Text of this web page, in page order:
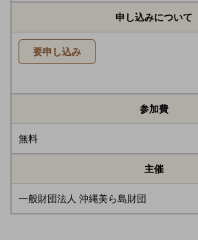
申し込みについて
要申し込み
参加費
無料
主催
一般財団法人 沖縄美ら島財団